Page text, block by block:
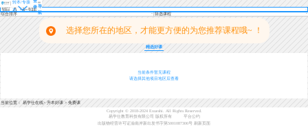
转本/专接
本
登
录导
航
综合排序 筛选课程
选择您所在的地区，才能更方便的为您推荐课程哦~ ！
精选好课
当前条件暂无课程
请选择其他项目地区后查看
当前位置：易学仕在线> 升本好课 > 免费课
Copyright © 2018-2024 Exueshi. All Rights Reserved.
易学仕教育科技有限公司 版权所有
平台公约
出版物经营许可证渝南岸新出发书字第5001087306号
刷新页面